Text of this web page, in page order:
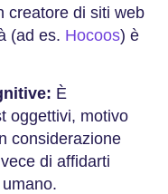
creatore di siti web
(ad es. Hocoos) è
È
oggettivi, motivo
considerazione
di affidarti